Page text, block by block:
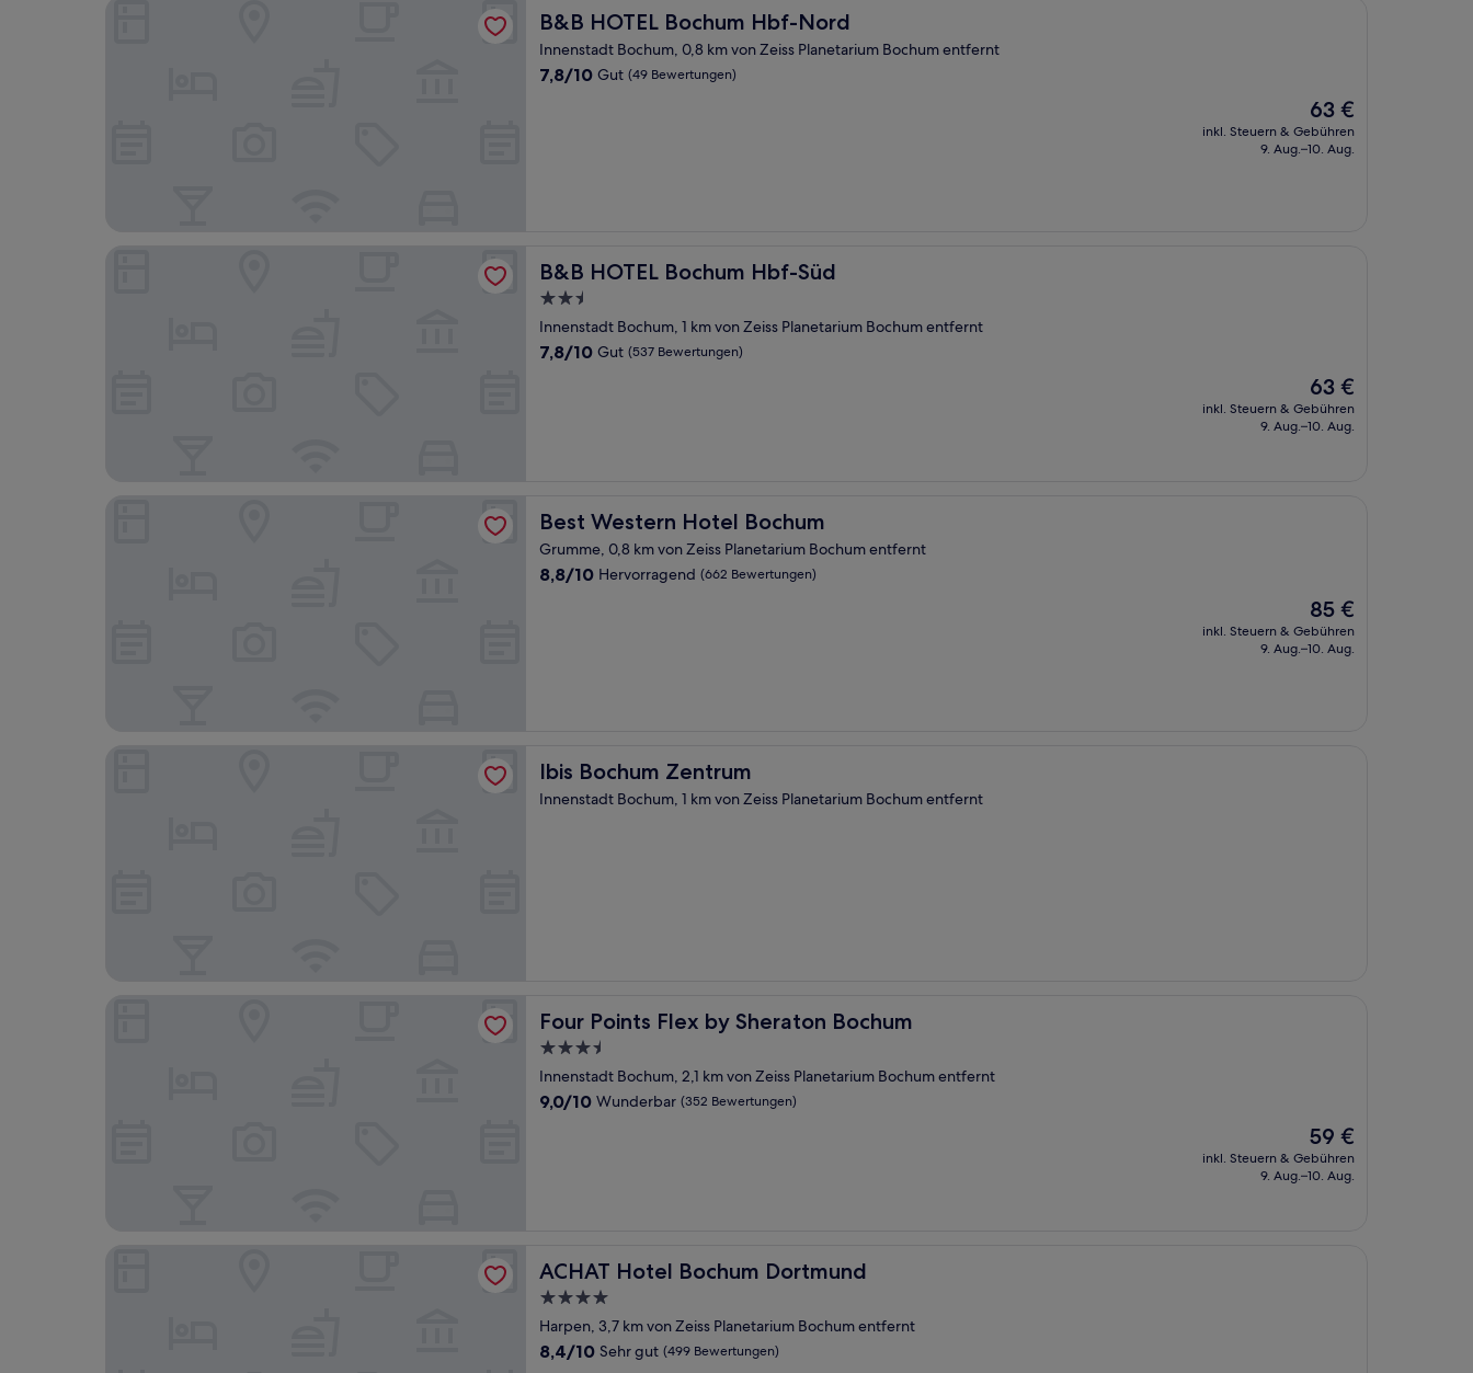
B&B HOTEL Bochum Hbf-Nord
B&B HOTEL Bochum Hbf-Nord
Innenstadt Bochum, 0,8 km von Zeiss Planetarium Bochum entfernt
7.8
7,8/10 Gut (49 Bewertungen)
Der
Preis
beträgt
63 €
inkl. Steuern & Gebühren
9. Aug.–10. Aug.
B&B HOTEL Bochum Hbf-Süd
B&B HOTEL Bochum Hbf-Süd
2.5-
Sterne-
Unterkunft
Innenstadt Bochum, 1 km von Zeiss Planetarium Bochum entfernt
7.8
7,8/10 Gut (537 Bewertungen)
Der
Preis
beträgt
63 €
inkl. Steuern & Gebühren
9. Aug.–10. Aug.
Best Western Hotel Bochum
Best Western Hotel Bochum
Grumme, 0,8 km von Zeiss Planetarium Bochum entfernt
8.8
8,8/10 Hervorragend (662 Bewertungen)
Der
Preis
beträgt
85 €
inkl. Steuern & Gebühren
9. Aug.–10. Aug.
Ibis Bochum Zentrum
Ibis Bochum Zentrum
Innenstadt Bochum, 1 km von Zeiss Planetarium Bochum entfernt
Four Points Flex by Sheraton Bochum
Four Points Flex by Sheraton Bochum
3.5-
Sterne-
Unterkunft
Innenstadt Bochum, 2,1 km von Zeiss Planetarium Bochum entfernt
9.0
9,0/10 Wunderbar (352 Bewertungen)
Der
Preis
beträgt
59 €
inkl. Steuern & Gebühren
9. Aug.–10. Aug.
ACHAT Hotel Bochum Dortmund
ACHAT Hotel Bochum Dortmund
4.0-
Sterne-
Unterkunft
Harpen, 3,7 km von Zeiss Planetarium Bochum entfernt
8.4
8,4/10 Sehr gut (499 Bewertungen)